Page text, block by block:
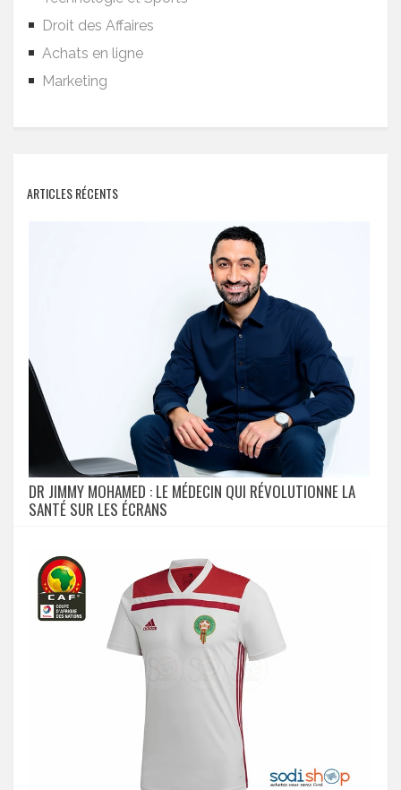
Droit des Affaires
Achats en ligne
Marketing
ARTICLES RÉCENTS
DR JIMMY MOHAMED : LE MÉDECIN QUI RÉVOLUTIONNE LA
SANTÉ SUR LES ÉCRANS